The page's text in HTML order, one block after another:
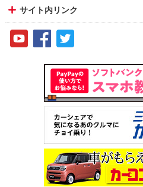
サイト内リンク